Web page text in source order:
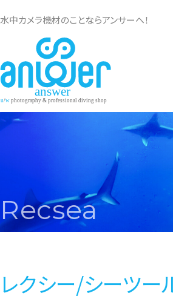
水中カメラ機材のことならアンサーへ！
Recsea
レクシー/シーツー